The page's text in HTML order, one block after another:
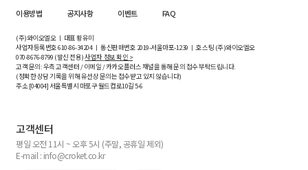
이용방법
공지사항 이벤트 FAQ
(주)와이오엘오 ㅣ 대표 황유미
사업자등록번호610-86-34204ㅣ 통신판매번호 2019-서울마포-1239 ㅣ 호스팅 (주)와이오엘오
070-8676-8799 (발신 전용)사업자 정보 확인 >
고객 문의: 우측 고객센터 / 이메일 / 카카오플러스 채널을 통해 문의 접수 부탁드립니다.
(정확한 상담 기록을 위해 유선상 문의는 접수받고 있지 않습니다)
주소 [04004] 서울특별시 마포구 월드컵로10길5-6
고객센터
평일 오전 11시 ~ 오후 5시 (주말, 공휴일 제외)
E-mail : info@croket.co.kr